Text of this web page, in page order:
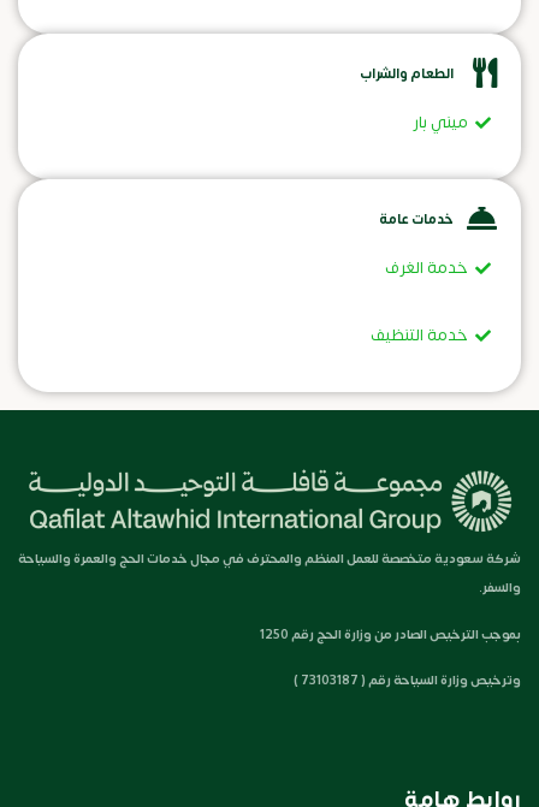
الطعام والشراب
ميني بار
خدمات عامة
خدمة الغرف
خدمة التنظيف
شركة سعودية متخصصة للعمل المنظم والمحترف في مجال خدمات الحج والعمرة والسياحة
والسفر.
بموجب الترخيص الصادر من وزارة الحج رقم 1250
وترخيص وزارة السياحة رقم ( 73103187 )
روابط هامة